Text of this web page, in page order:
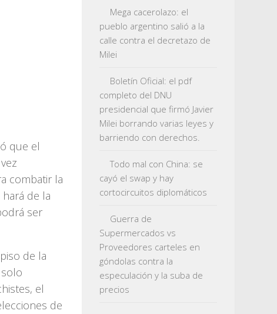
que el
combatir la
de la
ser
de la
el
de
Mega cacerolazo: el
pueblo argentino salió a la
calle contra el decretazo de
Milei
Boletín Oficial: el pdf
completo del DNU
presidencial que firmó Javier
Milei borrando varias leyes y
barriendo con derechos.
Todo mal con China: se
cayó el swap y hay
cortocircuitos diplomáticos
Guerra de
Supermercados vs
Proveedores carteles en
góndolas contra la
especulación y la suba de
precios